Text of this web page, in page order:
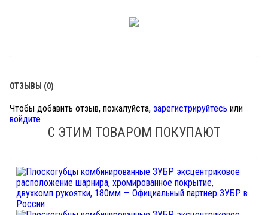
ОТЗЫВЫ (0)
Чтобы добавить отзыв, пожалуйста, зарегистрируйтесь или
войдите
С ЭТИМ ТОВАРОМ ПОКУПАЮТ